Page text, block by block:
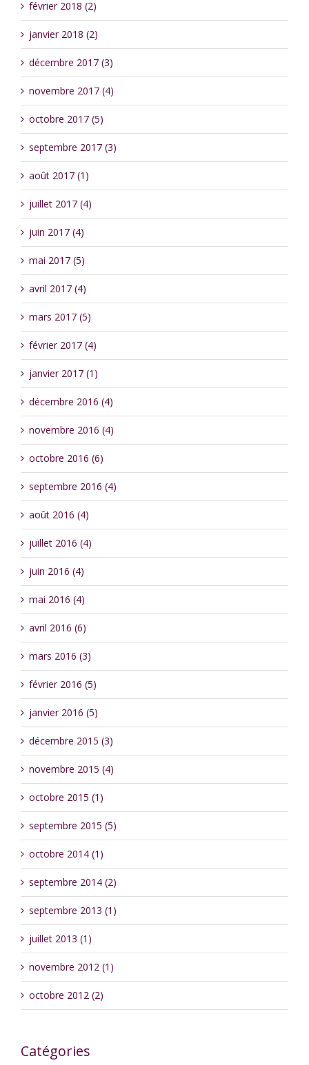
février 2018 (2)
janvier 2018 (2)
décembre 2017 (3)
novembre 2017 (4)
octobre 2017 (5)
septembre 2017 (3)
août 2017 (1)
juillet 2017 (4)
juin 2017 (4)
mai 2017 (5)
avril 2017 (4)
mars 2017 (5)
février 2017 (4)
janvier 2017 (1)
décembre 2016 (4)
novembre 2016 (4)
octobre 2016 (6)
septembre 2016 (4)
août 2016 (4)
juillet 2016 (4)
juin 2016 (4)
mai 2016 (4)
avril 2016 (6)
mars 2016 (3)
février 2016 (5)
janvier 2016 (5)
décembre 2015 (3)
novembre 2015 (4)
octobre 2015 (1)
septembre 2015 (5)
octobre 2014 (1)
septembre 2014 (2)
septembre 2013 (1)
juillet 2013 (1)
novembre 2012 (1)
octobre 2012 (2)
Catégories